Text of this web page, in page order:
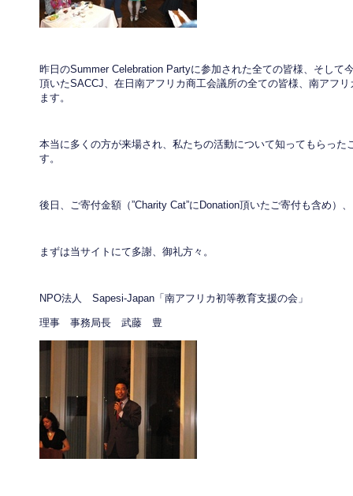
昨日のSummer Celebration Partyに参加された全ての皆様、そして
頂いたSACCJ、在日南アフリカ商工会議所の全ての皆様、南アフ
ます。
本当に多くの方が来場され、私たちの活動について知ってもらっ
す。
後日、ご寄付金額（”Charity Cat”にDonation頂いたご寄付も含め）
まずは当サイトにて多謝、御礼方々。
NPO法人 Sapesi-Japan「南アフリカ初等教育支援の会」
理事 事務局長 武藤 豊